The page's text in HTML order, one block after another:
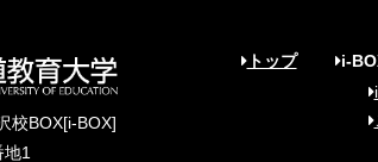
校BOX[i-BOX]
1
トップ
i-